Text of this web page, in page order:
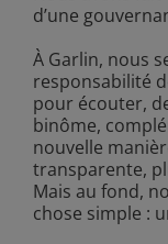
d’une
À Garlin, nous
responsabilité
pour écouter,
binôme,
nouvelle
transparente,
Mais au fond,
chose simple :